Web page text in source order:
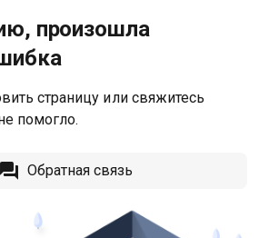
произошла
страницу или свяжитесь
помогло.
Обратная связь